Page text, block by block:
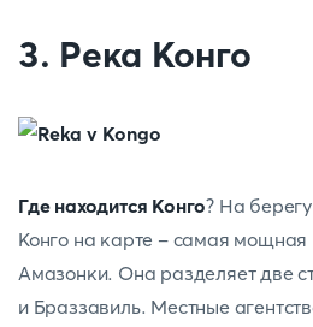
3. Река Конго
Где находится Конго? На
Конго на карте - самая мощная
Амазонки. Она разделяет две
и Браззавиль. Местные